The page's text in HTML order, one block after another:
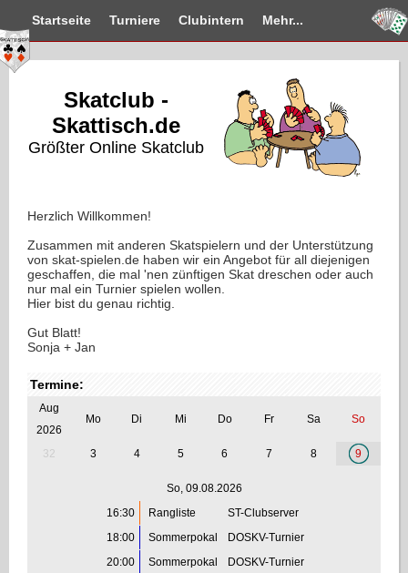
Startseite Turniere Clubintern Mehr...
Skatclub -
Skattisch.de
Größter Online Skatclub
Herzlich Willkommen!
Zusammen mit anderen Skatspielern und der Unterstützung
von skat-spielen.de haben wir ein Angebot für all diejenigen
geschaffen, die mal 'nen zünftigen Skat dreschen oder auch
nur mal ein Turnier spielen wollen.
Hier bist du genau richtig.
Gut Blatt!
Sonja + Jan
Termine:
Aug
2026
Mo Di Mi Do Fr Sa So
32 3 4 5 6 7 8 9
So, 09.08.2026
16:30
Rangliste
ST-Clubserver
18:00
Sommerpokal
DOSKV-Turnier
20:00
Sommerpokal DOSKV-Turnier